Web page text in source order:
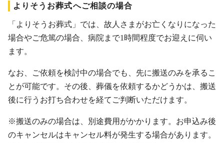
よりそうお葬式へご相談の場合
「よりそうお葬式」では、故人さまがお亡くなりになった
場合やご危篤の場合、病院まで1時間程度でお迎えに伺い
ます。
なお、ご依頼を検討中の場合でも、先に搬送のみを承るこ
とが可能です。その後、葬儀を依頼するかどうかは、搬送
後に行うお打ち合わせを経てご判断いただけます。
※搬送のみの場合は、別途費用がかかります。お申込み後
のキャンセルはキャンセル料が発生する場合があります。